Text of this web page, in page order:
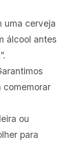
uma cerveja
álcool antes
comemorar
ou
para